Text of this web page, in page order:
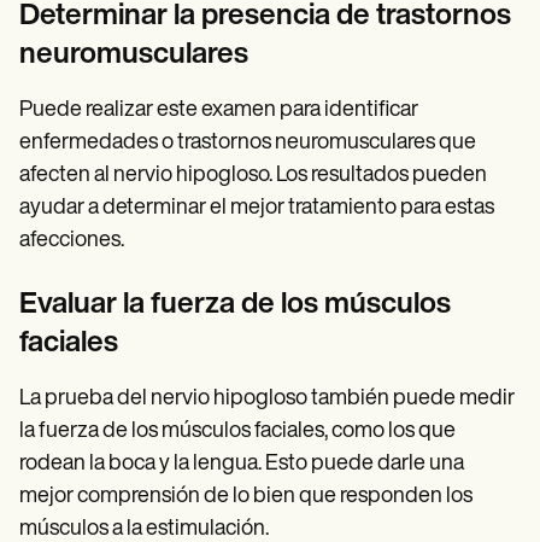
Determinar la presencia de trastornos
neuromusculares
Puede realizar este examen para identificar
enfermedades o trastornos neuromusculares que
afecten al nervio hipogloso. Los resultados pueden
ayudar a determinar el mejor tratamiento para estas
afecciones.
Evaluar la fuerza de los músculos
faciales
La prueba del nervio hipogloso también puede medir
la fuerza de los músculos faciales, como los que
rodean la boca y la lengua. Esto puede darle una
mejor comprensión de lo bien que responden los
músculos a la estimulación.